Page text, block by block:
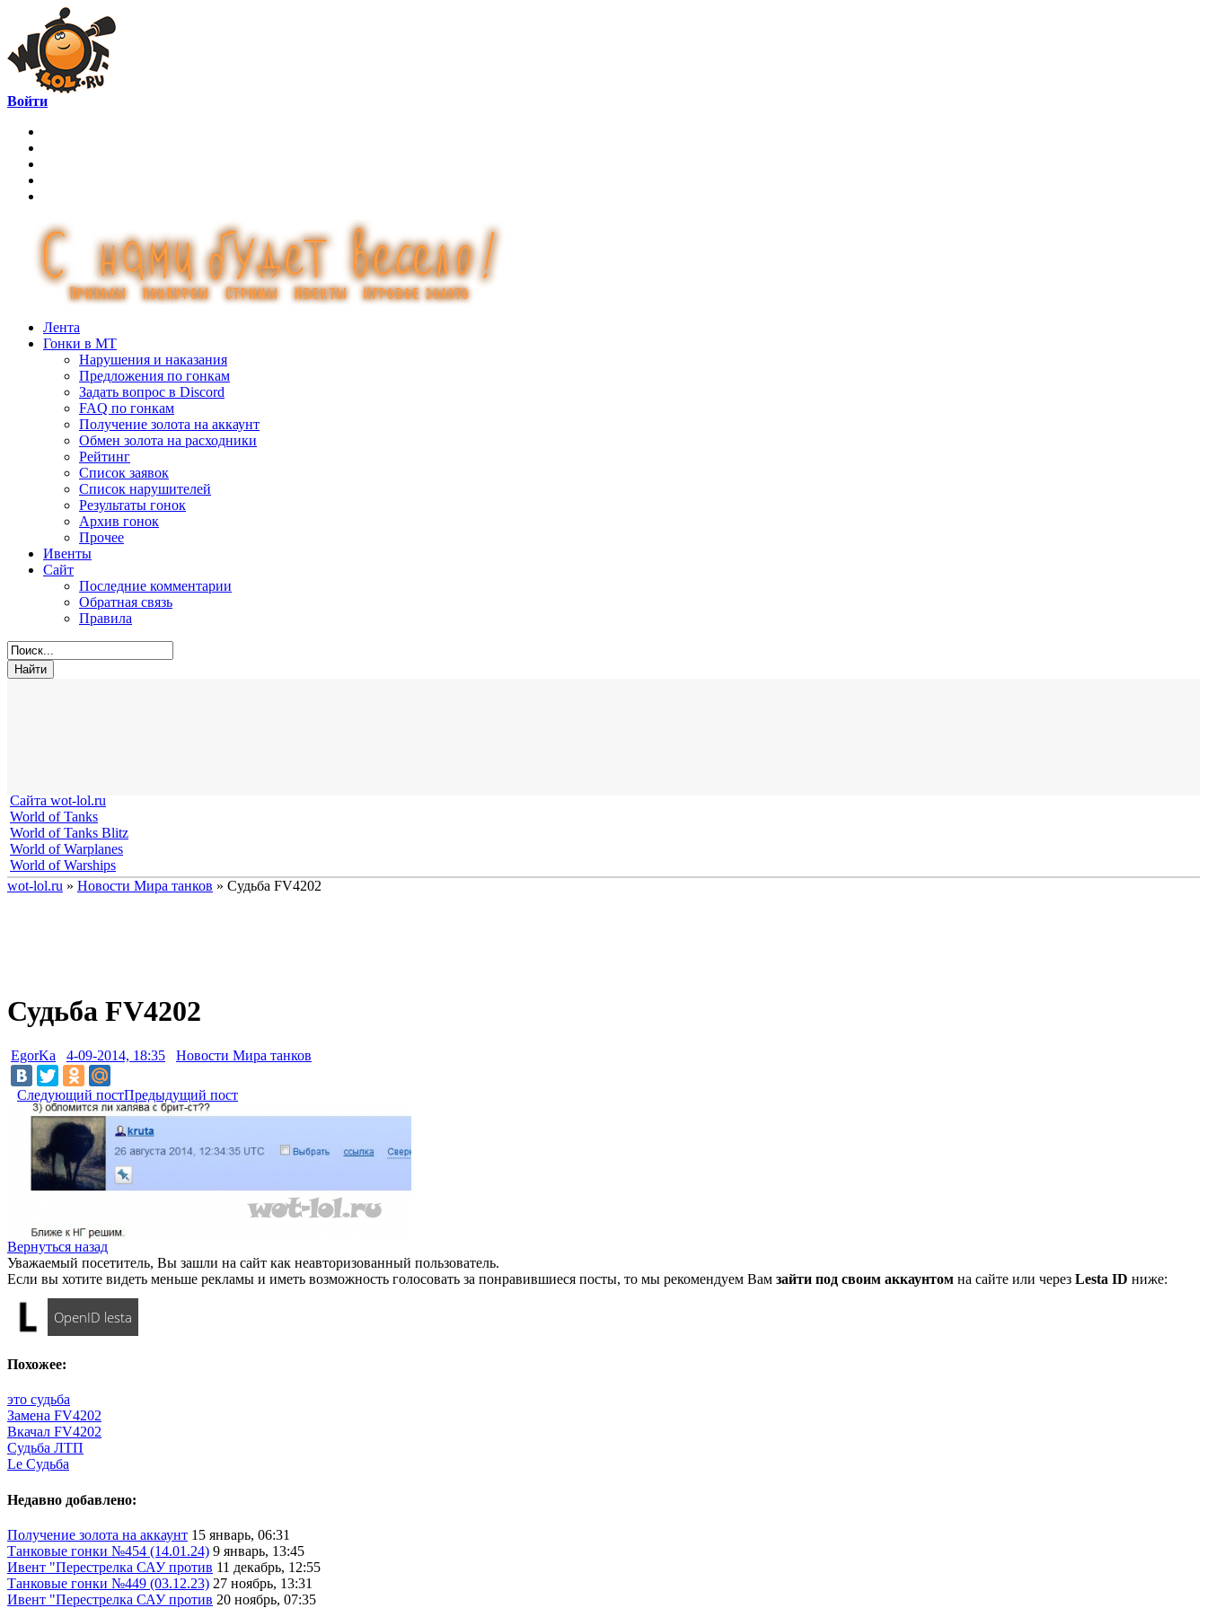
Войти
Лента
Гонки в МТ
Нарушения и наказания
Предложения по гонкам
Задать вопрос в Discord
FAQ по гонкам
Получение золота на аккаунт
Обмен золота на расходники
Рейтинг
Список заявок
Список нарушителей
Результаты гонок
Архив гонок
Прочее
Ивенты
Сайт
Последние комментарии
Обратная связь
Правила
Сайта wot-lol.ru
World of Tanks
World of Tanks Blitz
World of Warplanes
World of Warships
wot-lol.ru » Новости Мира танков » Судьба FV4202
Судьба FV4202
EgorKa 4-09-2014, 18:35 Новости Мира танков
Следующий постПредыдущий пост
Вернуться назад
Уважаемый посетитель, Вы зашли на сайт как неавторизованный пользователь.
Если вы хотите видеть меньше рекламы и иметь возможность голосовать за понравившиеся посты, то мы рекомендуем Вам зайти под своим аккаунтом на сайте или через Lesta ID ниже:
OpenID lesta
Похожее:
это судьба
Замена FV4202
Вкачал FV4202
Судьба ЛТП
Le Судьба
Недавно добавлено:
Получение золота на аккаунт 15 январь, 06:31
Танковые гонки №454 (14.01.24) 9 январь, 13:45
Ивент "Перестрелка САУ против 11 декабрь, 12:55
Танковые гонки №449 (03.12.23) 27 ноябрь, 13:31
Ивент "Перестрелка САУ против 20 ноябрь, 07:35